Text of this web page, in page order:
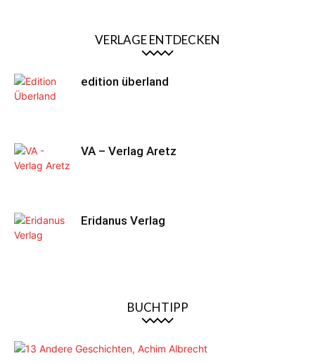
VERLAGE ENTDECKEN
edition überland
VA – Verlag Aretz
Eridanus Verlag
BUCHTIPP